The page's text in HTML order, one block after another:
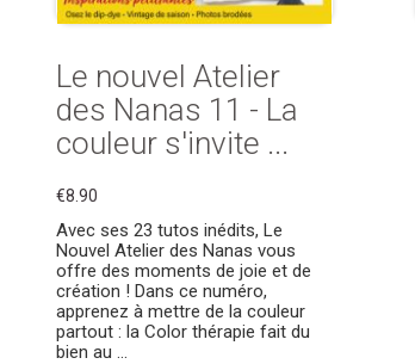
Le nouvel Atelier
des Nanas 11 - La
couleur s'invite ...
€8.90
Avec ses 23 tutos inédits, Le
Nouvel Atelier des Nanas vous
offre des moments de joie et de
création ! Dans ce numéro,
apprenez à mettre de la couleur
partout : la Color thérapie fait du
bien au ...